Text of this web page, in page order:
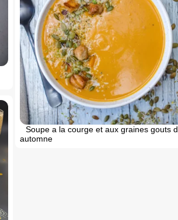
Soupe a la courge et aux graines gouts d
automne